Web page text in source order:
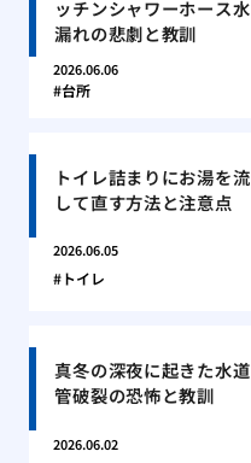
ッチンシャワーホース水
漏れの悲劇と教訓
2026.06.06
台所
トイレ詰まりにお湯を流
して直す方法と注意点
2026.06.05
トイレ
真冬の深夜に起きた水道
管破裂の恐怖と教訓
2026.06.02